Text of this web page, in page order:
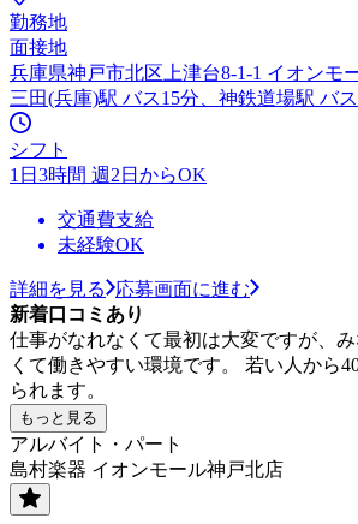
勤務地
面接地
兵庫県神戸市北区上津台8-1-1 イオンモ
三田(兵庫)駅 バス15分、神鉄道場駅 バ
シフト
1日3時間 週2日からOK
交通費支給
未経験OK
詳細を見る
応募画面に進む
新着口コミあり
仕事がなれなくて最初は大変ですが、
くて働きやすい環境です。 若い人から
られます。
もっと見る
アルバイト・パート
島村楽器 イオンモール神戸北店